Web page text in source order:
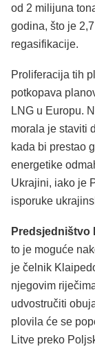
od 2 milijuna
godina, što je
regasifikacije.
Proliferacija tih
potkopava
LNG u Europu.
morala je staviti
kada bi prestao
energetike
Ukrajini, iako je
isporuke
Predsjedništvo
to je moguće
je čelnik
njegovim
udvostručiti
plovila će se
Litve preko